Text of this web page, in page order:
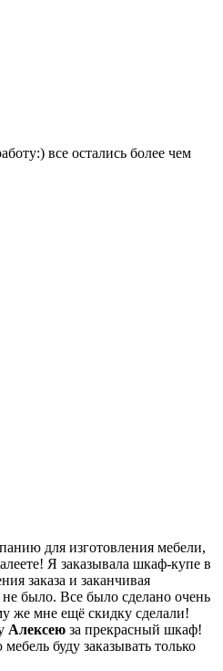
все остались более чем
для изготовления мебели,
Я заказывала шкаф-купе в
заказа и заканчивая
было. Все было сделано очень
же мне ещё скидку сделали!
Алексею за прекрасный шкаф!
буду заказывать только